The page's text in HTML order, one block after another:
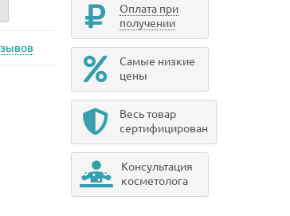
Оплата при
получении
Самые низкие
цены
Весь товар
сертифицирован
Консультация
косметолога